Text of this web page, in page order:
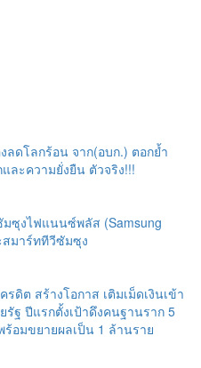
ลดโลกร้อน จาก(อบก.) ตอกย้ำ
ละความยั่งยืน ตัวจริง!!!
ซุงไฟแนนซ์พลัส (Samsung
สมาร์ททีวีซัมซุง
ดิต สร้างโอกาส เติมเม็ดเงินเข้า
ฐ ปีแรกตั้งเป้าดึงคนฐานราก 5
อมขยายผลเป็น 1 ล้านราย